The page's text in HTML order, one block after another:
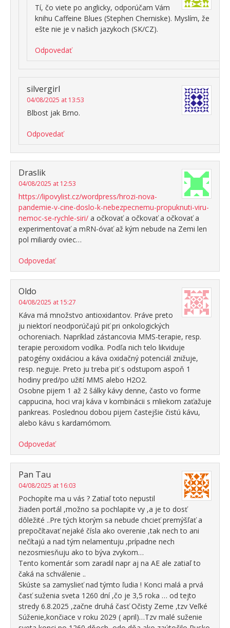
Tí, čo viete po anglicky, odporúčam Vám
knihu Caffeine Blues (Stephen Cherniske). Myslím, že
ešte nie je v našich jazykoch (SK/CZ).
Odpovedať
silvergirl
04/08/2025 at 13:53
Blbost jak Brno.
Odpovedať
Draslik
04/08/2025 at 12:53
https://lipovylist.cz/wordpress/hrozi-nova-
pandemie-v-cine-doslo-k-nebezpecnemu-propuknuti-viru-
nemoc-se-rychle-siri/ a očkovať a očkovať a očkovať a
experimentovať a mRN-óvať až kým nebude na Zemi len
pol miliardy oviec…
Odpovedať
Oldo
04/08/2025 at 15:27
Káva má množstvo antioxidantov. Práve preto
ju niektorí neodporúčajú piť pri onkologických
ochoreniach. Napríklad zástancovia MMS-terapie, resp.
terapie peroxidom vodíka. Podľa nich telo likviduje
patogény oxidáciou a káva oxidačný potenciál znižuje,
resp. neguje. Preto ju treba piť s odstupom aspoň 1
hodiny pred/po užití MMS alebo H2O2.
Osobne pijem 1 až 2 šálky kávy denne, často vo forme
cappucina, hoci vraj káva v kombinácii s mliekom zaťažuje
pankreas. Poslednou dobou pijem častejšie čistú kávu,
alebo kávu s kardamómom.
Odpovedať
Pan Tau
04/08/2025 at 16:03
Pochopíte ma u vás ? Zatiaľ toto nepustil
žiaden portál ,možno sa pochlapite vy ,a je to dosť
dôležité ..Pre tých ktorým sa nebude chcieť premýšľať a
prepočítavať nejaké čísla ako overenie ,tak nech to ani
nečítajú a nad tým nelamentuju ,prípadne nech
nezosmiesňuju ako to býva zvykom…
Tento komentár som zaradil napr aj na AE ale zatiaľ to
čaká na schválenie ..
Skúste sa zamyslieť nad týmto ľudia ! Konci malá a prvá
časť suženia sveta 1260 dní ,čo je 3,5 roka … od tejto
stredy 6.8.2025 ,začne druhá časť Očisty Zeme ,tzv Veľké
Súženie,končiace v roku 2029 ( april)…Tzv malé suženie